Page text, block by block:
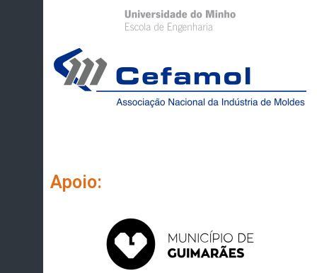
Apoio: